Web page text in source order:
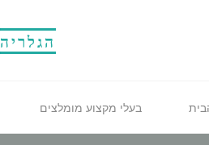
הגלריה
בעלי מקצוע מומלצים